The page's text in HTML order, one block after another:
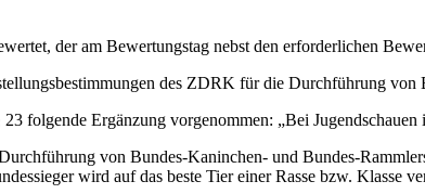
der am Bewertungstag nebst den erforderlichen
des ZDRK für die Durchführung
folgende Ergänzung vorgenommen: „Bei
von Bundes-Kaninchen- und Bundes-
wird auf das beste Tier einer Rasse bzw. Klasse